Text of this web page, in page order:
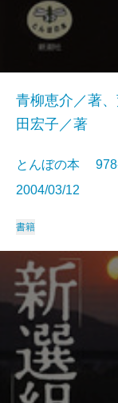
青柳恵介／著
田宏子／著
とんぼの本
2004/03/12
書籍